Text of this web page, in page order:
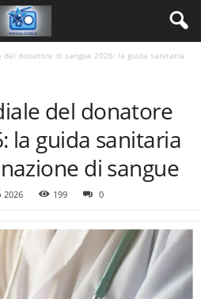
del donatore di sangue 2026: la guida sanitaria
del donatore
la guida sanitaria
di sangue
2026 199 0